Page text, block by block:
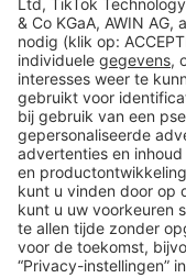
Veilig winkelen
Klantenservice
Shop
Acties